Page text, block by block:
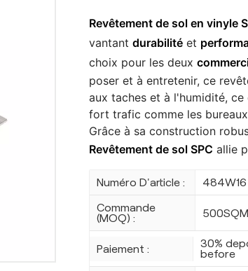
Revêtement de sol en vinyle
vantantdurabilité et
choix pour les deux
poser et à entretenir, ce
aux taches et à l'humidité,
fort trafic comme les
Grâce à sa construction
Revêtement de sol SPC allie
Numéro D'article : 484W16
Commande
(MOQ) :
500SQM
Paiement :
30%
before